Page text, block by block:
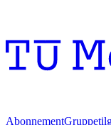
Abonnement